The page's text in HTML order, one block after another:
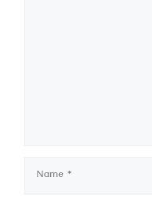
Name